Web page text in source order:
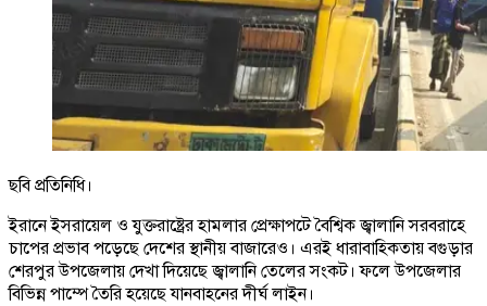
ছবি প্রতিনিধি।
ইরানে ইসরায়েল ও যুক্তরাষ্ট্রের হামলার প্রেক্ষাপটে বৈশ্বিক জ্বালানি সরবরাহে
চাপের প্রভাব পড়েছে দেশের স্থানীয় বাজারেও। এরই ধারাবাহিকতায় বগুড়ার
শেরপুর উপজেলায় দেখা দিয়েছে জ্বালানি তেলের সংকট। ফলে উপজেলার
বিভিন্ন পাম্পে তৈরি হয়েছে যানবাহনের দীর্ঘ লাইন।